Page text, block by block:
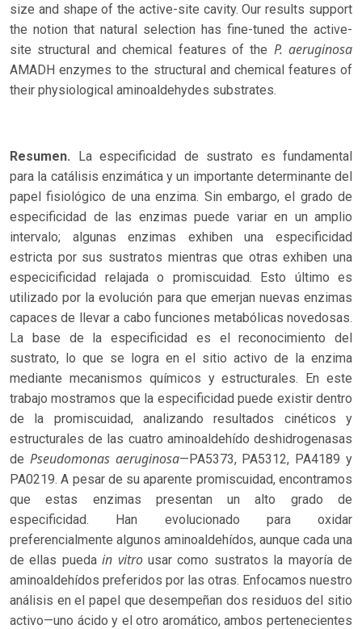
size and shape of the active-site cavity. Our results support
the notion that natural selection has fine-tuned the active-
site structural and chemical features of the P. aeruginosa
AMADH enzymes to the structural and chemical features of
their physiological aminoaldehydes substrates.
Resumen. La especificidad de sustrato es fundamental
para la catálisis enzimática y un importante determinante del
papel fisiológico de una enzima. Sin embargo, el grado de
especificidad de las enzimas puede variar en un amplio
intervalo; algunas enzimas exhiben una especificidad
estricta por sus sustratos mientras que otras exhiben una
especicificidad relajada o promiscuidad. Esto último es
utilizado por la evolución para que emerjan nuevas enzimas
capaces de llevar a cabo funciones metabólicas novedosas.
La base de la especificidad es el reconocimiento del
sustrato, lo que se logra en el sitio activo de la enzima
mediante mecanismos químicos y estructurales. En este
trabajo mostramos que la especificidad puede existir dentro
de la promiscuidad, analizando resultados cinéticos y
estructurales de las cuatro aminoaldehído deshidrogenasas
de Pseudomonas aeruginosa—PA5373, PA5312, PA4189 y
PA0219. A pesar de su aparente promiscuidad, encontramos
que estas enzimas presentan un alto grado de
especificidad. Han evolucionado para oxidar
preferencialmente algunos aminoaldehídos, aunque cada una
de ellas puedain vitrousar como sustratos la mayoría de
aminoaldehídos preferidos por las otras. Enfocamos nuestro
análisis en el papel que desempeñan dos residuos del sitio
activo—uno ácido y el otro aromático, ambos pertenecientes